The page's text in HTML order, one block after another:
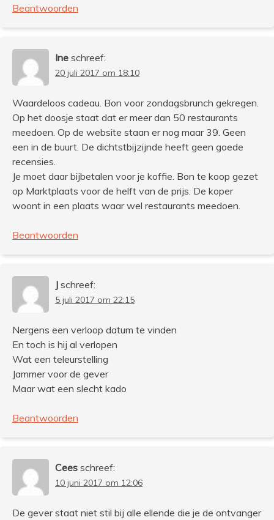
Beantwoorden
Ine schreef:
20 juli 2017 om 18:10
Waardeloos cadeau. Bon voor zondagsbrunch gekregen.
Op het doosje staat dat er meer dan 50 restaurants
meedoen. Op de website staan er nog maar 39. Geen
een in de buurt. De dichtstbijzijnde heeft geen goede
recensies.
Je moet daar bijbetalen voor je koffie. Bon te koop gezet
op Marktplaats voor de helft van de prijs. De koper
woont in een plaats waar wel restaurants meedoen.
Beantwoorden
J schreef:
5 juli 2017 om 22:15
Nergens een verloop datum te vinden
En toch is hij al verlopen
Wat een teleurstelling
Jammer voor de gever
Maar wat een slecht kado
Beantwoorden
Cees schreef:
10 juni 2017 om 12:06
De gever staat niet stil bij alle ellende die je de ontvanger